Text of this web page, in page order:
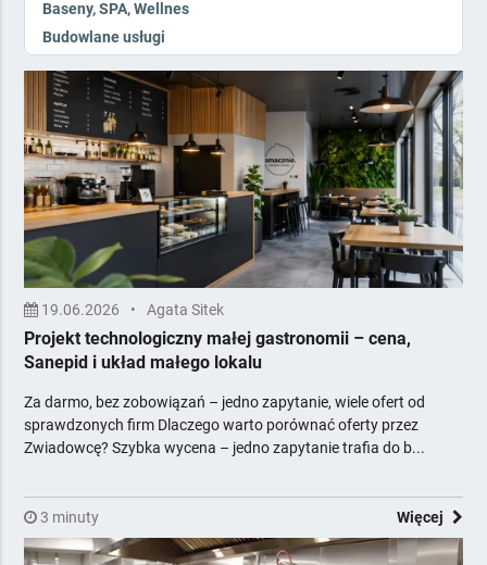
Baseny, SPA, Wellnes
Budowlane usługi
Kompleksowe wyposażenie
Kontrola dostępu, Ppoż
Mała architektura i zieleń
Meble
Minibary, Sejfy, Zamki
Multimedia i nagłośnienie
Odnawialne Źródła Energii
Ogrzewanie i opał
Opakowania
Oświetlenie, elektryka
Piekarnictwo i cukiernictwo
Podłogi, Ściany, Sufity
Pozostałe
Pralnictwo
HACCP - wdrożenie
Projektowanie hoteli
19.06.2026 • Agata Sitek
Projekt technologiczny małej gastronomii – cena,
Sanepid i układ małego lokalu
Za darmo, bez zobowiązań – jedno zapytanie, wiele ofert od
sprawdzonych firm Dlaczego warto porównać oferty przez
Zwiadowcę? Szybka wycena – jedno zapytanie trafia do b...
3 minuty Więcej